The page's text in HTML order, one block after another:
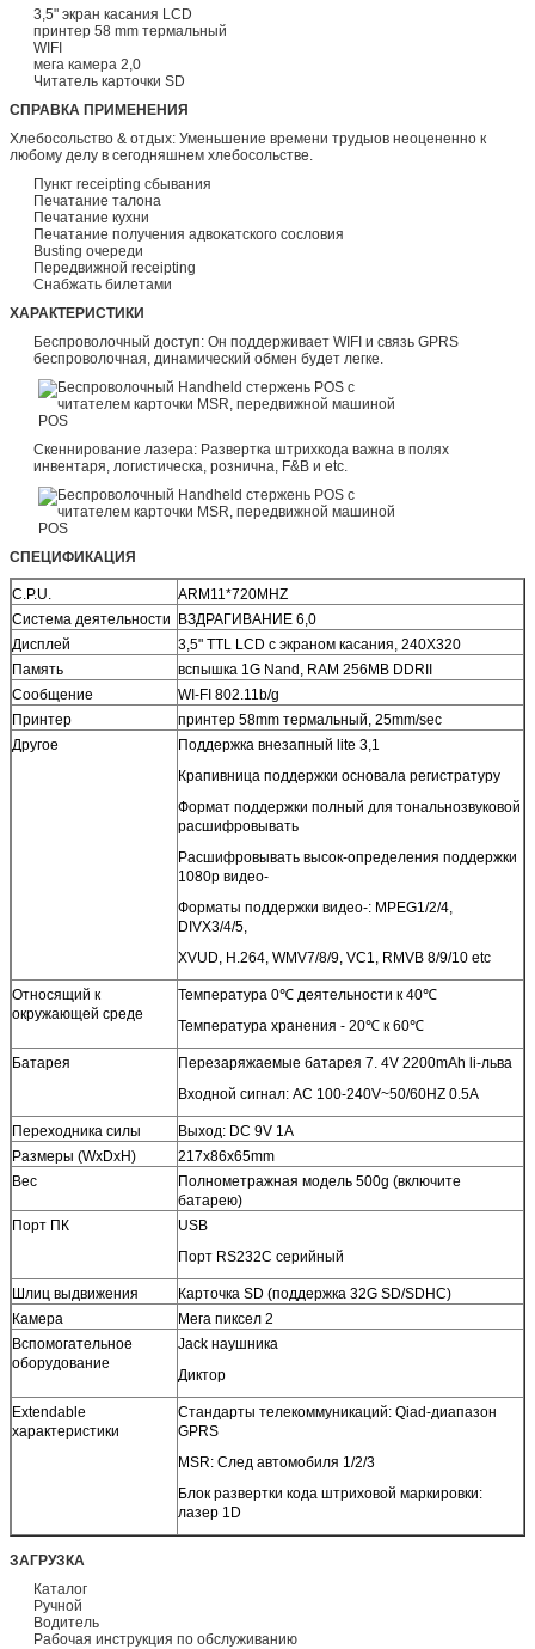
3,5" экран касания LCD
принтер 58 mm термальный
WIFI
мега камера 2,0
Читатель карточки SD
СПРАВКА ПРИМЕНЕНИЯ
Хлебосольство & отдых: Уменьшение времени трудыов неоцененно к
любому делу в сегодняшнем хлебосольстве.
Пункт receipting сбывания
Печатание талона
Печатание кухни
Печатание получения адвокатского сословия
Busting очереди
Передвижной receipting
Снабжать билетами
ХАРАКТЕРИСТИКИ
Беспроволочный доступ: Он поддерживает WIFI и связь GPRS
беспроволочная, динамический обмен будет легке.
Скеннирование лазера: Развертка штрихкода важна в полях
инвентаря, логистическа, рознична, F&B и etc.
СПЕЦИФИКАЦИЯ
C.P.U.
ARM11*720MHZ
Система деятельности
ВЗДРАГИВАНИЕ 6,0
Дисплей
3,5" TTL LCD с экраном касания, 240X320
Память
вспышка 1G Nand, RAM 256MB DDRII
Сообщение
WI-FI 802.11b/g
Принтер
принтер 58mm термальный, 25mm/sec
Другое
Поддержка внезапный lite 3,1
Крапивница поддержки основала регистратуру
Формат поддержки полный для тональнозвуковой
расшифровывать
Расшифровывать высок-определения поддержки
1080p видео-
Форматы поддержки видео-: MPEG1/2/4,
DIVX3/4/5,
XVUD, H.264, WMV7/8/9, VC1, RMVB 8/9/10 etc
Относящий к
окружающей среде
Температура 0℃ деятельности к 40℃
Температура хранения - 20℃ к 60℃
Батарея
Перезаряжаемые батарея 7. 4V 2200mAh li-льва
Входной сигнал: AC 100-240V~50/60HZ 0.5A
Переходника силы
Выход: DC 9V 1A
Размеры (WxDxH)
217x86x65mm
Вес
Полнометражная модель 500g (включите
батарею)
Порт ПК
USB
Порт RS232C серийный
Шлиц выдвижения
Карточка SD (поддержка 32G SD/SDHC)
Камера
Мега пиксел 2
Вспомогательное
оборудование
Jack наушника
Диктор
Extendable
характеристики
Стандарты телекоммуникаций: Qiad-диапазон
GPRS
MSR: След автомобиля 1/2/3
Блок развертки кода штриховой маркировки:
лазер 1D
ЗАГРУЗКА
Каталог
Ручной
Водитель
Рабочая инструкция по обслуживанию